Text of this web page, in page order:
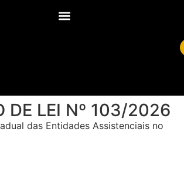
DE LEI Nº 103/2026
das Entidades Assistenciais no